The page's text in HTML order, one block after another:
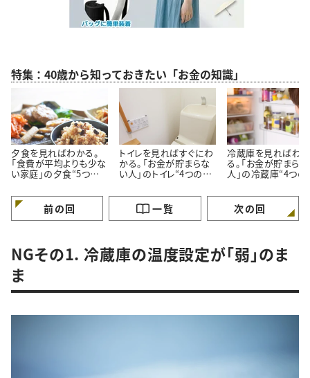
特集：40歳から知っておきたい「お金の知識」
夕食を見ればわかる。
「食費が平均よりも少な
い家庭」の夕食“5つの
トイレを見ればすぐにわ
かる。「お金が貯まらな
い人」のトイレ“4つの特
冷蔵庫を見ればわか
る。「お金が貯まら
人」の冷蔵庫“4つの
前の回 一覧 次の回
NGその1. 冷蔵庫の温度設定が「弱」のま
ま